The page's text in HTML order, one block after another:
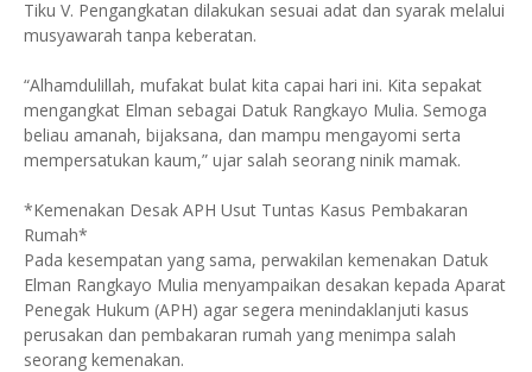
Tiku V. Pengangkatan dilakukan sesuai adat dan syarak melalui
musyawarah tanpa keberatan.
“Alhamdulillah, mufakat bulat kita capai hari ini. Kita sepakat
mengangkat Elman sebagai Datuk Rangkayo Mulia. Semoga
beliau amanah, bijaksana, dan mampu mengayomi serta
mempersatukan kaum,” ujar salah seorang ninik mamak.
*Kemenakan Desak APH Usut Tuntas Kasus Pembakaran
Rumah*
Pada kesempatan yang sama, perwakilan kemenakan Datuk
Elman Rangkayo Mulia menyampaikan desakan kepada Aparat
Penegak Hukum (APH) agar segera menindaklanjuti kasus
perusakan dan pembakaran rumah yang menimpa salah
seorang kemenakan.